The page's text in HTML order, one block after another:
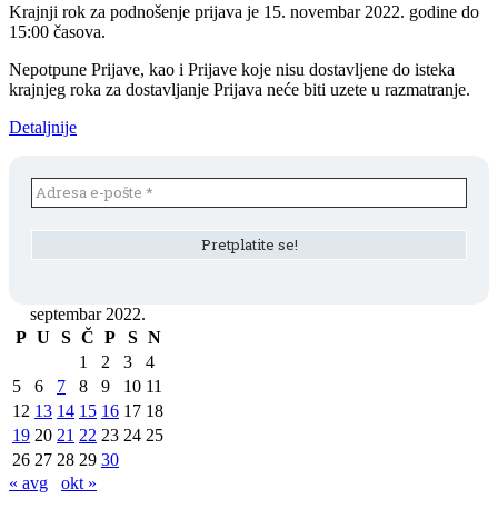
Krajnji rok za podnošenje prijava je 15. novembar 2022. godine do
15:00 časova.
Nepotpune Prijave, kao i Prijave koje nisu dostavljene do isteka
krajnjeg roka za dostavljanje Prijava neće biti uzete u razmatranje.
Detaljnije
septembar 2022.
P U S Č P S N
1
2 3
4
5
6 7 8 9 10 11
12 13 14 15 16 17 18
19 20 21 22 23 24 25
26 27 28 29 30
« avg
okt »